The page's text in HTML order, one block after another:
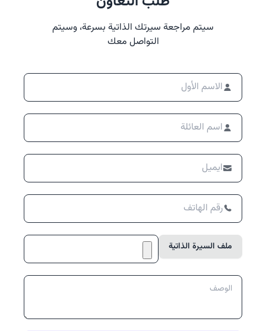
سيتم مراجعة سيرتك الذاتية بسرعة، وسيتم
التواصل معك
ملف السيرة الذاتية